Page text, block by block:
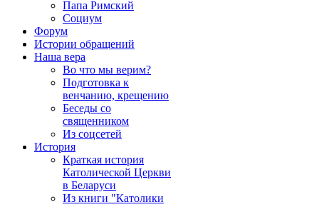
Папа Римский
Социум
Форум
Истории обращений
Наша вера
Во что мы верим?
Подготовка к
венчанию, крещению
Беседы со
священником
Из соцсетей
История
Краткая история
Католической Церкви
в Беларуси
Из книги "Католики